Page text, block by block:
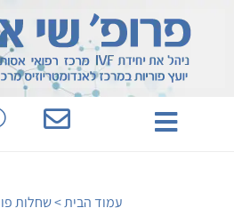
עמוד הבית>שחלות